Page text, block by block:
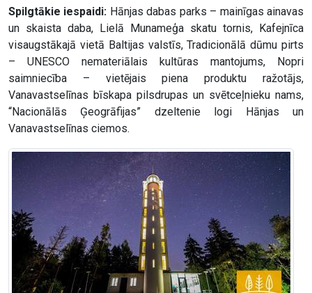
Spilgtākie iespaidi: Hānjas dabas parks – mainīgas ainavas
un skaista daba, Lielā Munameģa skatu tornis, Kafejnīca
visaugstākajā vietā Baltijas valstīs, Tradicionālā dūmu pirts
– UNESCO nemateriālais kultūras mantojums, Nopri
saimniecība – vietējais piena produktu ražotājs,
Vanavastselīnas bīskapa pilsdrupas un svētceļnieku nams,
“Nacionālās Ģeogrāfijas” dzeltenie logi Hānjas un
Vanavastselīnas ciemos.